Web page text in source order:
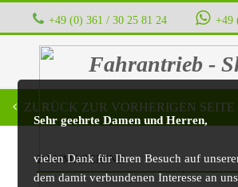
+49 (0) 361 / 30 25 81 24 ‭ ‭ ‭ ‭ +49
Fahrantrieb -
Sehr geehrte Damen und Herren,
vielen Dank für Ihren Besuch auf
dem damit verbundenen Interesse an
ZURÜCK ZUR VORHERIGEN SEITE
BAUMASCHINE